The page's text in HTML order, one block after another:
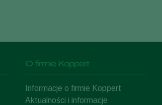
O firmie Koppert
Informacje o firmie Koppert
Aktualności i informacje